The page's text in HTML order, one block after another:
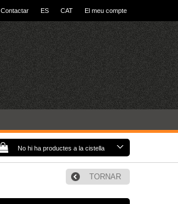
Contactar ES CAT El meu compte
No hi ha productes a la cistella
TORNAR